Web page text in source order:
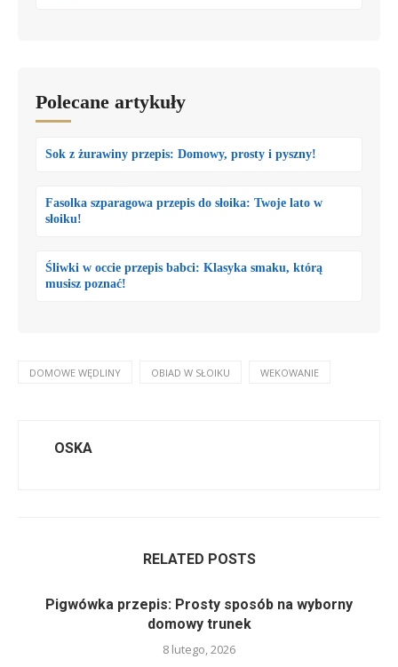
Polecane artykuły
Sok z żurawiny przepis: Domowy, prosty i pyszny!
Fasolka szparagowa przepis do słoika: Twoje lato w
słoiku!
Śliwki w occie przepis babci: Klasyka smaku, którą
musisz poznać!
DOMOWE WĘDLINY OBIAD W SŁOIKU WEKOWANIE
OSKA
RELATED POSTS
Pigwówka przepis: Prosty sposób na wyborny
domowy trunek
8 lutego, 2026